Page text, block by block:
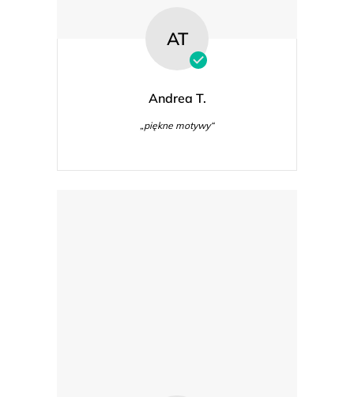
AT
Andrea T.
„piękne motywy“